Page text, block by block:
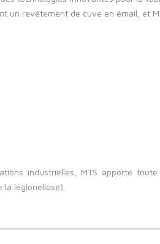
un revêtement de cuve en émail, et
industrielles, MTS apporte
légionellose).